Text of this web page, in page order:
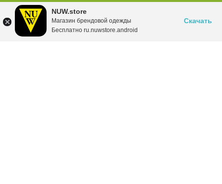
NUW.store
Магазин брендовой одежды
Бесплатно ru.nuwstore.android
Скачать